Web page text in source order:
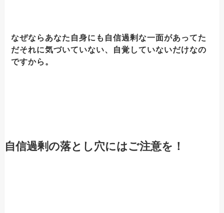
なぜならあなた自身にも自信過剰な一面があってた
だそれに気づいていない、自覚していないだけなの
ですから。
自信過剰の落とし穴にはご注意を！